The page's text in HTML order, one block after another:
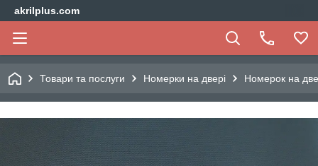
akrilplus.com
Товари та послуги Номерки на двері Номерок на